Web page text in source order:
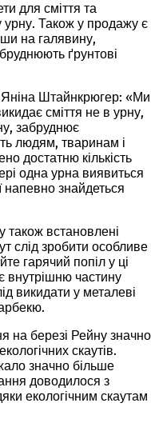
для сміття та
урну. Також у продажу є
на галявину,
ґрунтові
Яніна Штайнкрюгер: «Ми
сміття не в урну,
забруднює
людям, тваринам і
достатню кількість
одна урна виявиться
знайдеться
також встановлені
слід зробити особливе
гарячий попіл у ці
внутрішню частину
викидати у металеві
на березі Рейну значно
скаутів.
значно більше
доводилося з
екологічним скаутам